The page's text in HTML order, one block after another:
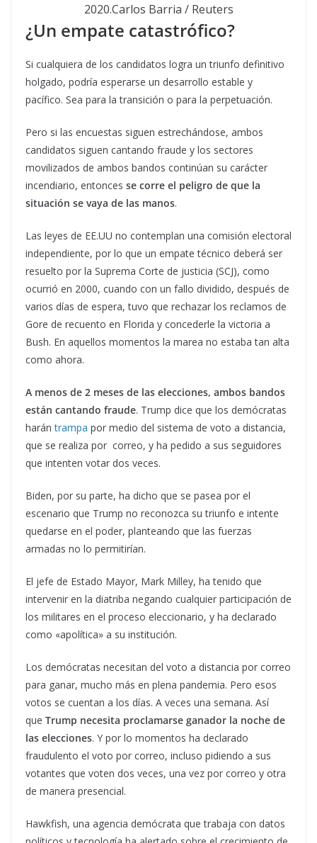
2020.Carlos Barria / Reuters
¿Un empate catastrófico?
Si cualquiera de los candidatos logra un triunfo definitivo
holgado, podría esperarse un desarrollo estable y
pacífico. Sea para la transición o para la perpetuación.
Pero si las encuestas siguen estrechándose, ambos
candidatos siguen cantando fraude y los sectores
movilizados de ambos bandos continúan su carácter
incendiario, entonces se corre el peligro de que la
situación se vaya de las manos.
Las leyes de EE.UU no contemplan una comisión electoral
independiente, por lo que un empate técnico deberá ser
resuelto por la Suprema Corte de justicia (SCJ), como
ocurrió en 2000, cuando con un fallo dividido, después de
varios días de espera, tuvo que rechazar los reclamos de
Gore de recuento en Florida y concederle la victoria a
Bush. En aquellos momentos la marea no estaba tan alta
como ahora.
A menos de 2 meses de las elecciones, ambos bandos
están cantando fraude. Trump dice que los demócratas
harántrampa por medio del sistema de voto a distancia,
que se realiza por correo, y ha pedido a sus seguidores
que intenten votar dos veces.
Biden, por su parte, ha dicho que se pasea por el
escenario que Trump no reconozca su triunfo e intente
quedarse en el poder, planteando que las fuerzas
armadas no lo permitirían.
El jefe de Estado Mayor, Mark Milley, ha tenido que
intervenir en la diatriba negando cualquier participación de
los militares en el proceso eleccionario, y ha declarado
como «apolítica» a su institución.
Los demócratas necesitan del voto a distancia por correo
para ganar, mucho más en plena pandemia. Pero esos
votos se cuentan a los días. A veces una semana. Así
que Trump necesita proclamarse ganador la noche de
las elecciones. Y por lo momentos ha declarado
fraudulento el voto por correo, incluso pidiendo a sus
votantes que voten dos veces, una vez por correo y otra
de manera presencial.
Hawkfish, una agencia demócrata que trabaja con datos